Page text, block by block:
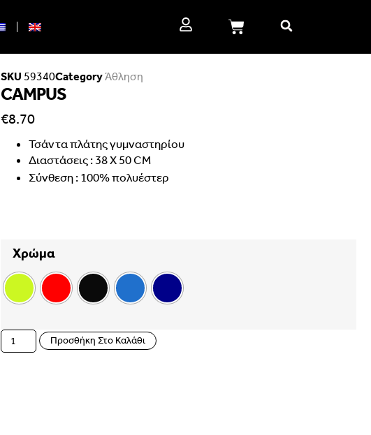
SKU59340CategoryΆθληση
CAMPUS
€8.70
Τσάντα πλάτης γυμναστηρίου
Διαστάσεις : 38 X 50 CM
Σύνθεση : 100% πολυέστερ
Χρώμα
Προσθήκη Στο Καλάθι